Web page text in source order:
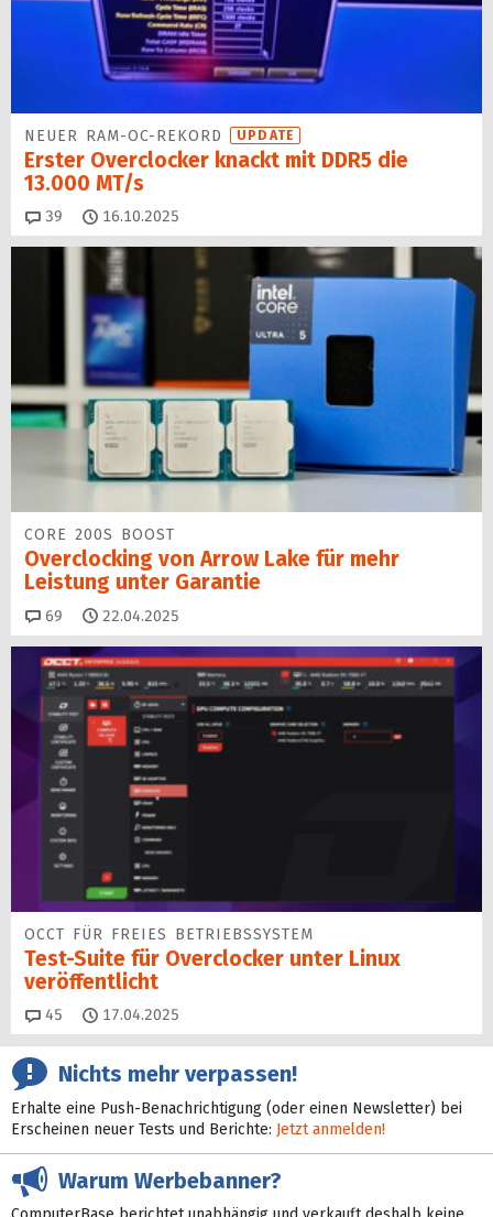
NEUER RAM-OC-REKORD UPDATE
Erster Overclocker knackt mit DDR5 die
13.000 MT/s
39 Kommentare
16.10.2025
CORE 200S BOOST
Overclocking von Arrow Lake für mehr
Leistung unter Garantie
69 Kommentare
22.04.2025
OCCT FÜR FREIES BETRIEBSSYSTEM
Test-Suite für Overclocker unter Linux
veröffentlicht
45 Kommentare
17.04.2025
Nichts mehr verpassen!
Erhalte eine Push-Benachrichtigung (oder einen Newsletter) bei
Erscheinen neuer Tests und Berichte: Jetzt anmelden!
Warum Werbebanner?